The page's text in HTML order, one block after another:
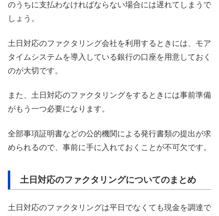
のうちに支払わなければならない場合には遅れてしまうで
しょう。
土日対応のファクタリング会社を利用するときには、モア
タイムシステムを導入している銀行の口座を用意しておく
のが大切です。
また、土日対応のファクタリングをするときには事前準備
がもう一つ必要になります。
全部事項証明書などの公的機関による発行書類の提出が求
められるので、事前に手に入れておくことが不可欠です。
土日対応のファクタリングについてのまとめ
土日対応のファクタリングは平日でなくても現金を調達で